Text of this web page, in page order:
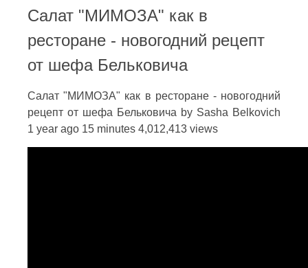
Салат "МИМОЗА" как в
ресторане - новогодний рецепт
от шефа Бельковича
Салат "МИМОЗА" как в ресторане - новогодний
рецепт от шефа Бельковича by Sasha Belkovich
1 year ago 15 minutes 4,012,413 views